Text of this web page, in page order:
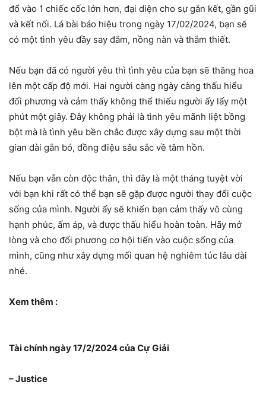
đổ vào 1 chiếc cốc lớn hơn, đại diện cho sự gắn kết, gần gũi
và kết nối. Lá bài báo hiệu trong ngày 17/02/2024, bạn sẽ
có một tình yêu đầy say đắm, nồng nàn và thắm thiết.
Nếu bạn đã có người yêu thì tình yêu của bạn sẽ thăng hoa
lên một cấp độ mới. Hai người càng ngày càng thấu hiểu
đối phương và cảm thấy không thể thiếu người ấy lấy một
phút một giây. Đây không phải là tình yêu mãnh liệt bồng
bột mà là tình yêu bền chắc được xây dựng sau một thời
gian dài gắn bó, đồng điệu sâu sắc về tâm hồn.
Nếu bạn vẫn còn độc thân, thì đây là một tháng tuyệt vời
với bạn khi rất có thể bạn sẽ gặp được người thay đổi cuộc
sống của mình. Người ấy sẽ khiến bạn cảm thấy vô cùng
hạnh phúc, ấm áp, và được thấu hiểu hoàn toàn. Hãy mở
lòng và cho đối phương cơ hội tiến vào cuộc sống của
mình, cũng như xây dựng mối quan hệ nghiêm túc lâu dài
nhé.
Xem thêm :
Tài chính ngày 17/2/2024 của Cự Giải
– Justice